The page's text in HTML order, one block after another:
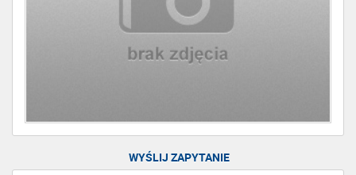
WYŚLIJ ZAPYTANIE